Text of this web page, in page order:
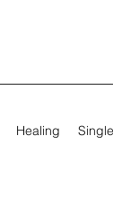
Healing